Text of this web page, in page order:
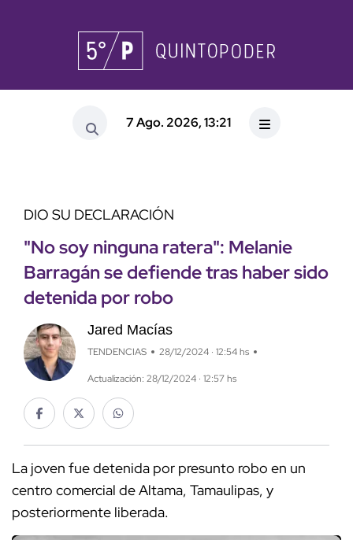
7 Ago. 2026, 13:21
DIO SU DECLARACIÓN
"No soy ninguna ratera": Melanie
Barragán se defiende tras haber sido
detenida por robo
Jared Macías
TENDENCIAS 28/12/2024 · 12:54 hs
Actualización: 28/12/2024 · 12:57 hs
La joven fue detenida por presunto robo en un
centro comercial de Altama, Tamaulipas, y
posteriormente liberada.